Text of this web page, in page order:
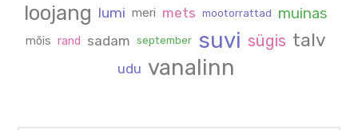
loojang lumi meri mets mootorrattad muinas
mõis rand sadam september suvi sügis talv
udu vanalinn